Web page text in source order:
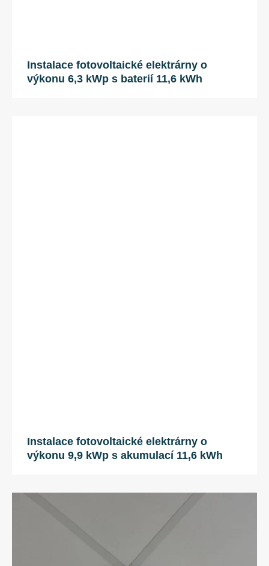
Instalace fotovoltaické elektrárny o
výkonu 6,3 kWp s baterií 11,6 kWh
Instalace fotovoltaické elektrárny o
výkonu 9,9 kWp s akumulací 11,6 kWh